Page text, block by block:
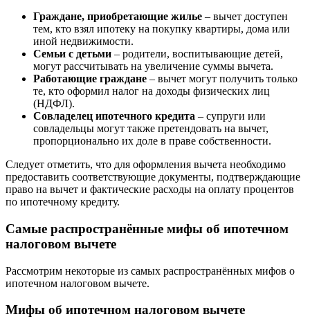
Граждане, приобретающие жилье – вычет доступен
тем, кто взял ипотеку на покупку квартиры, дома или
иной недвижимости.
Семьи с детьми – родители, воспитывающие детей,
могут рассчитывать на увеличение суммы вычета.
Работающие граждане – вычет могут получить только
те, кто оформил налог на доходы физических лиц
(НДФЛ).
Совладелец ипотечного кредита – супруги или
совладельцы могут также претендовать на вычет,
пропорционально их доле в праве собственности.
Следует отметить, что для оформления вычета необходимо
предоставить соответствующие документы, подтверждающие
право на вычет и фактические расходы на оплату процентов
по ипотечному кредиту.
Самые распространённые мифы об ипотечном
налоговом вычете
Рассмотрим некоторые из самых распространённых мифов о
ипотечном налоговом вычете.
Мифы об ипотечном налоговом вычете